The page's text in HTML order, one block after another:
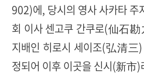
902)에, 당시의 영사 사카타
회 이사 센고쿠 간쿠로(仙石
지배인 히로시 세이조(弘清三
정되어 이후 이곳을 신시(新市)